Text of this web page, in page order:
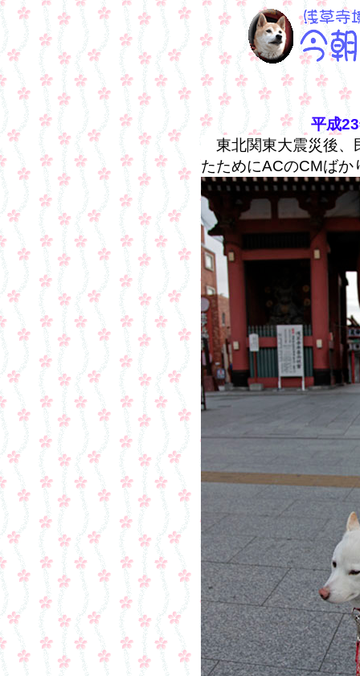
平成
東北関東大震災後、
たためにACのCMばか